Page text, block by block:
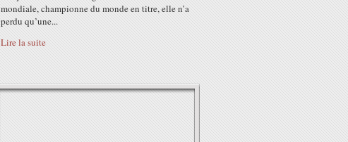
mondiale, championne du monde en titre, elle n’a
perdu qu’une...
Lire la suite